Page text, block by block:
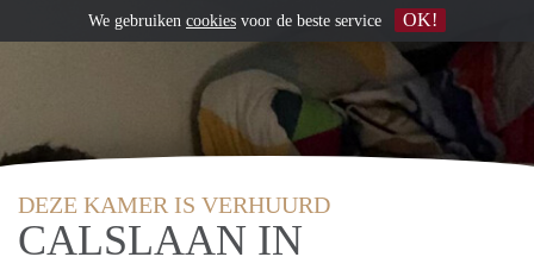
DEZE KAMER IS VERHUURD
CALSLAAN IN
We gebruiken cookies voor de beste service OK!